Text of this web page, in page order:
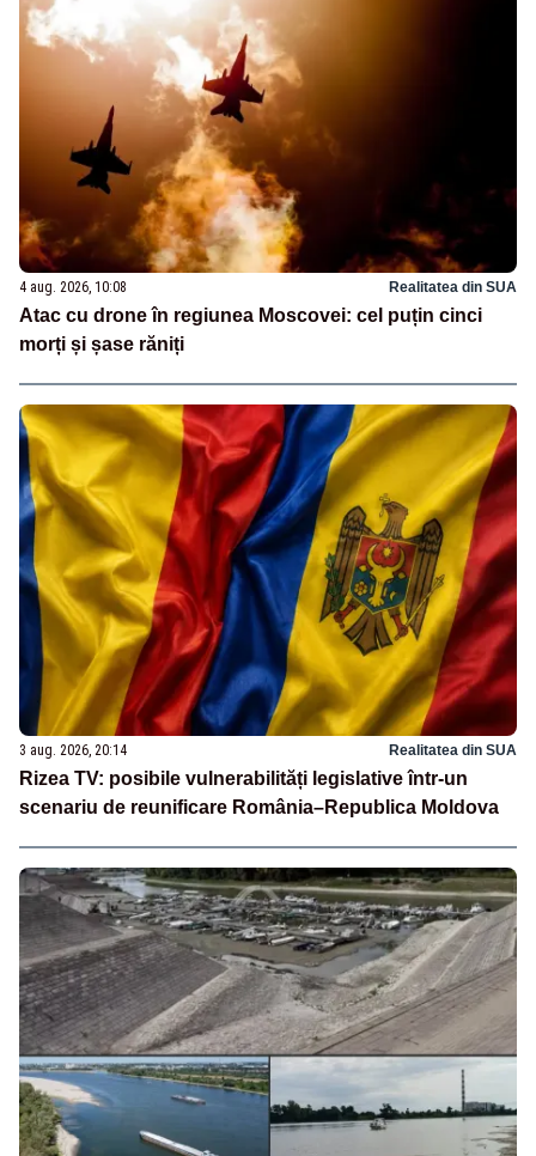
4 aug. 2026, 10:08 Realitatea din SUA
Atac cu drone în regiunea Moscovei: cel puțin cinci
morți și șase răniți
3 aug. 2026, 20:14 Realitatea din SUA
Rizea TV: posibile vulnerabilități legislative într-un
scenariu de reunificare România–Republica Moldova